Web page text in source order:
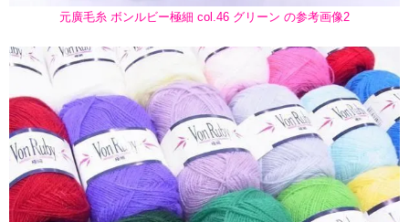
元廣毛糸 ボンルビー極細 col.46 グリーン の参考画像2